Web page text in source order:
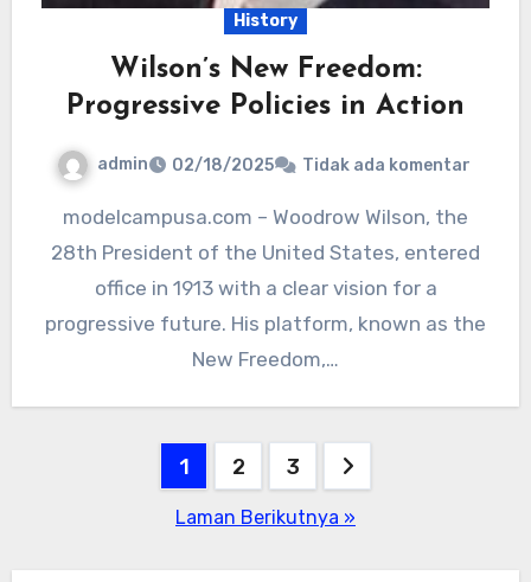
History
Wilson’s New Freedom:
Progressive Policies in Action
admin 02/18/2025 Tidak ada komentar
modelcampusa.com – Woodrow Wilson, the
28th President of the United States, entered
office in 1913 with a clear vision for a
progressive future. His platform, known as the
New Freedom,…
1 2 3
Laman Berikutnya »